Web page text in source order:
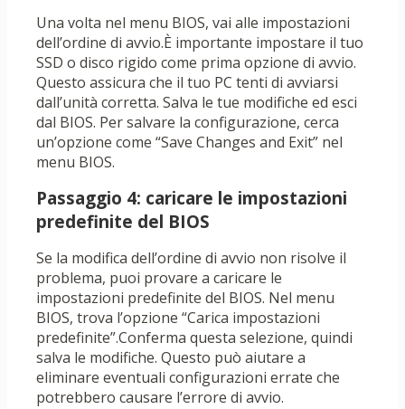
Una volta nel menu BIOS, vai alle impostazioni
dell’ordine di avvio.È importante impostare il tuo
SSD o disco rigido come prima opzione di avvio.
Questo assicura che il tuo PC tenti di avviarsi
dall’unità corretta. Salva le tue modifiche ed esci
dal BIOS. Per salvare la configurazione, cerca
un’opzione come “Save Changes and Exit” nel
menu BIOS.
Passaggio 4: caricare le impostazioni
predefinite del BIOS
Se la modifica dell’ordine di avvio non risolve il
problema, puoi provare a caricare le
impostazioni predefinite del BIOS. Nel menu
BIOS, trova l’opzione “Carica impostazioni
predefinite”.Conferma questa selezione, quindi
salva le modifiche. Questo può aiutare a
eliminare eventuali configurazioni errate che
potrebbero causare l’errore di avvio.